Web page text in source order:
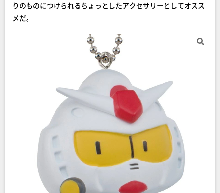
りのものにつけられるちょっとしたアクセサリーとしてオスス
メだ。